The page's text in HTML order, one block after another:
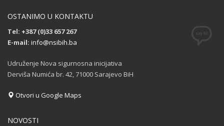
OSTANIMO U KONTAKTU
Tel: +387 (0)33 657 267
E-mail: info@nsibih.ba
Udruženje Nova sigurnosna inicijativa
Derviša Numića br. 42, 71000 Sarajevo BiH
Otvori u Google Maps
NOVOSTI